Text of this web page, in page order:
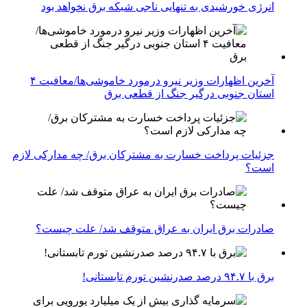
انرژی خورشیدی به تنهایی ناجی شبکه برق نخواهد بود
آخرین اظهارات وزیر نیرو درمورد خاموشی‌ها/معافیت ۴
استان جنوبی درگیر جنگ از قطعی برق
جزئیات پرداخت خسارت به مشترکان برق/ چه مدارکی لازم
است؟
صادرات برق ایران به عراق متوقف شد/ علت چیست؟
برق با ۹۴.۷ درصد صدرنشین تورم تابستانی!